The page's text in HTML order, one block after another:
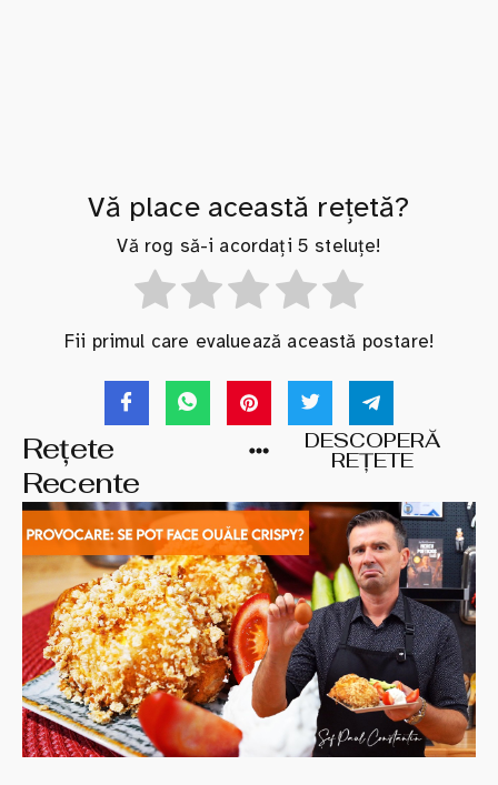
Vă place această rețetă?
Vă rog să-i acordați 5 steluțe!
Fii primul care evaluează această postare!
Rețete
Recente
DESCOPERĂ
REȚETE